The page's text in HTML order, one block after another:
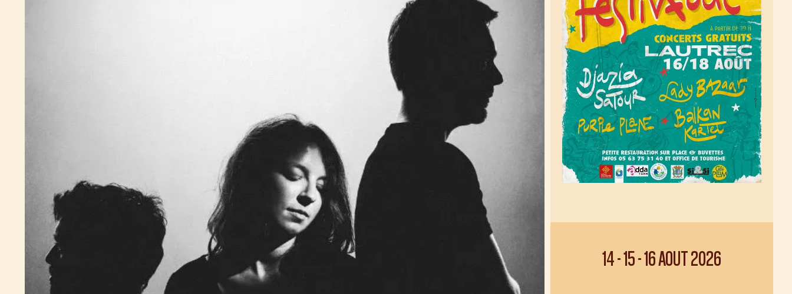
14-15-16 AOUT 2026